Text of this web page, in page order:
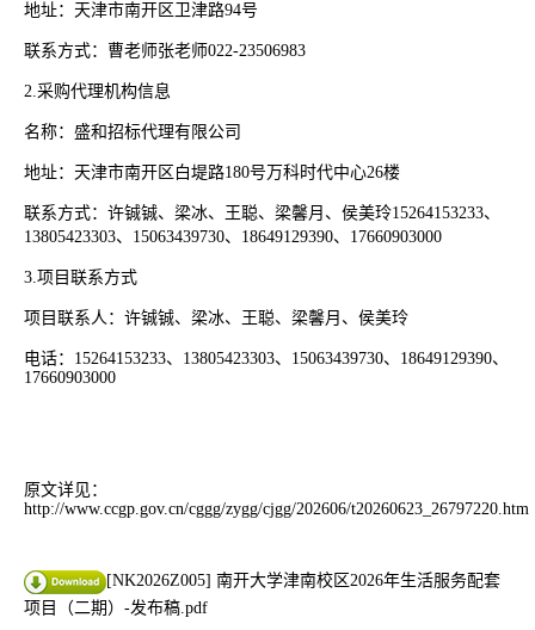
地址：天津市南开区卫津路94号
联系方式：曹老师张老师022-23506983
2.采购代理机构信息
名称：盛和招标代理有限公司
地址：天津市南开区白堤路180号万科时代中心26楼
联系方式：许铖铖、梁冰、王聪、梁馨月、侯美玲15264153233、
13805423303、 15063439730、 18649129390、 17660903000
3.项目联系方式
项目联系人：许铖铖、梁冰、王聪、梁馨月、侯美玲
电话： 15264153233、 13805423303、 15063439730、 18649129390、
17660903000
原文详见：
http://www.ccgp.gov.cn/cggg/zygg/cjgg/202606/t20260623_26797220.htm
[NK2026Z005] 南开大学津南校区2026年生活服务配套
项目（二期）-发布稿.pdf